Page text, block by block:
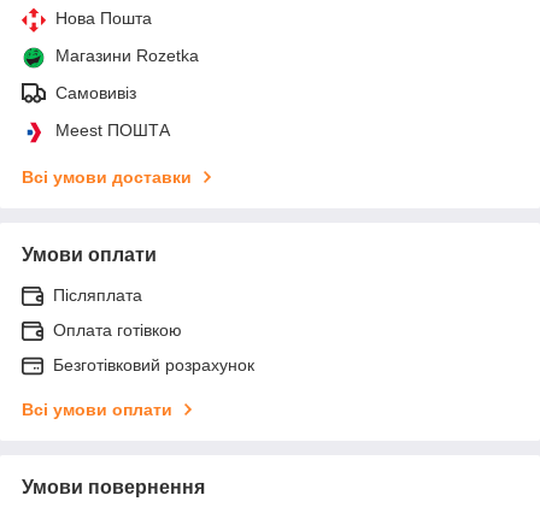
Нова Пошта
Магазини Rozetka
Самовивіз
Meest ПОШТА
Всі умови доставки
Умови оплати
Післяплата
Оплата готівкою
Безготівковий розрахунок
Всі умови оплати
Умови повернення